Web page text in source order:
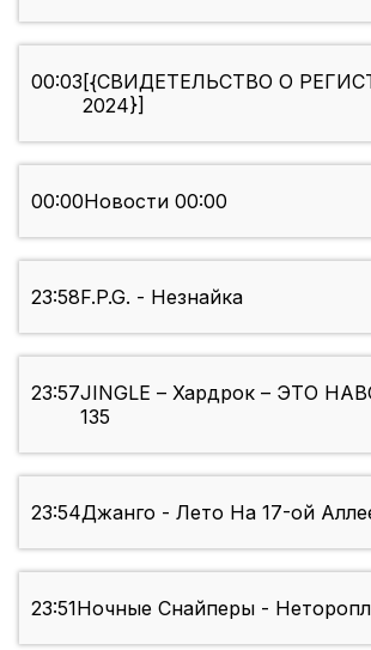
00:03 [{СВИДЕТЕЛЬСТВО О
2024}]
00:00Новости 00:00
23:58F.P.G. - Незнайка
23:57JINGLE – Хардрок – ЭТО
135
23:54Джанго - Лето На 17-ой
23:51Ночные Снайперы -